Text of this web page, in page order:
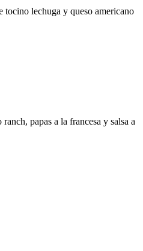
tocino lechuga y queso americano
papas a la francesa y salsa a